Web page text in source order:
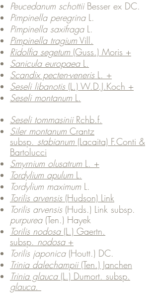
Peucedanum schottii Besser ex DC.
Pimpinella peregrinaL.
Pimpinella saxifragaL.
Pimpinella tragium Vill.
Ridolfia segetum (Guss.) Moris +
Sanicula europaeaL.
Scandix pecten-venerisL. +
Seseli libanotis(L.) W.D.J.Koch +
Seseli montanum L.
Seseli tommasiniiRchb.f.
Siler montanum Crantz
subsp. stabianum (Lacaita) F.Conti &
Bartolucci
Smyrnium olusatrum L. +
Tordylium apulum L.
Tordylium maximum L.
Torilis arvensis (Hudson) Link
Torilis arvensis(Huds.) Link subsp.
purpurea (Ten.) Hayek
Torilis nodosa(L.) Gaertn.
subsp. nodosa+
Torilis japonica(Houtt.) DC.
Trinia dalechampii (Ten.) Janchen
Trinia glauca (L.) Dumort. subsp.
glauca.